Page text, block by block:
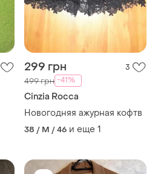
299 грн 3
499 грн -41%
Cinzia Rocca
Новогодняя ажурная кофтв
38 / M / 46 и еще 1